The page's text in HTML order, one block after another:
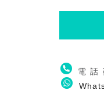
電 話